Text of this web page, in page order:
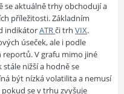
se aktuálně trhy obchodují a
příležitosti. Základním
indikátorATRči trh VIX.
úseček, ale i podle
V grafu mimo jiné
nižší a hodně se
být nízká volatilita a nemusí
se v trhu zvyšuje